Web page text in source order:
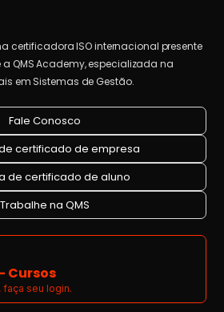
certificadora ISO internacional presente
QMS Academy, especializada na
em Sistemas de Gestão.
Fale Conosco
certificado de empresa
de certificado de aluno
Trabalhe na QMS
Cursos
faça seu login.